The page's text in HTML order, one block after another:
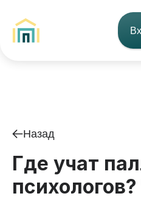
Назад
Где учат